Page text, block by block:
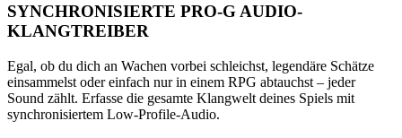
SYNCHRONISIERTE PRO-G AUDIO-
KLANGTREIBER
Egal, ob du dich an Wachen vorbei schleichst, legendäre Schätze
einsammelst oder einfach nur in einem RPG abtauchst – jeder
Sound zählt. Erfasse die gesamte Klangwelt deines Spiels mit
synchronisiertem Low-Profile-Audio.